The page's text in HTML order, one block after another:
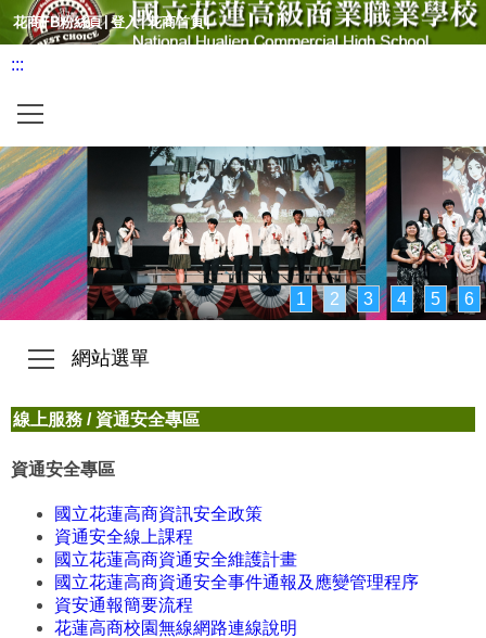
花商FB粉絲頁| 登入|花商首頁|
:::
1 2 3 4 5 6
網站選單
線上服務 / 資通安全專區
資通安全專區
國立花蓮高商資訊安全政策
資通安全線上課程
國立花蓮高商資通安全維護計畫
國立花蓮高商資通安全事件通報及應變管理程序
資安通報簡要流程
花蓮高商校園無線網路連線說明